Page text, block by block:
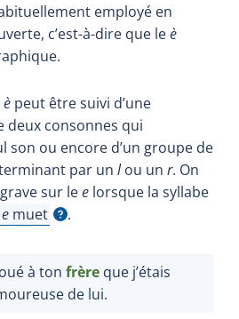
employé en
c’est-à-dire que leè
è peut être suivi d’une
deux consonnes qui
son ou encore d’un groupe de
par un lou un r. On
sur lee lorsque la syllabe
e muet
Afficher l'infobulle
.
à ton frère que j’étais
de lui.